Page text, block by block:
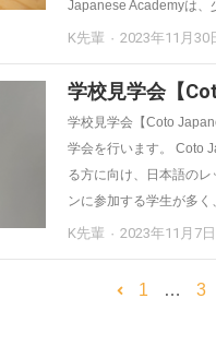
Japanese Academyは、
K先輩 2023年11月30
学校見学会【
学校見学会【Coto
学会を行います。 Coto
る方に向け、日本語の
ンに参加する学生が多
K先輩 2023年11月7日
1 … 3